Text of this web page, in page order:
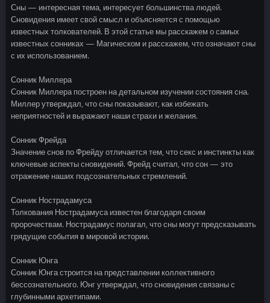
Сны — интересная тема, интересует большинства людей.
Сновидения имеет свой смысл и объясняется с помощью
известных толкователей. В этой статье мы расскажем о самых
известных сонниках — Магическом и расскажем, что означают сны
с их использованием.
Сонник Миллера
Сонник Миллера построен на детальном изучении состояния сна.
Миллер утверждал, что сны показывают, как избежать
неприятностей и выражают наши страхи и желания.
Сонник Фрейда
Значение снов по Фрейду отличается тем, что секс и инстинкты как
ключевые аспекты сновидений. Фрейд считал, что сон — это
отражение наших подсознательных стремлений.
Сонник Нострадамуса
Толкования Нострадамуса известен благодаря своим
пророчествам. Нострадамус полагал, что сны могут предсказывать
грядущие события в мировой истории.
Сонник Юнга
Сонник Юнга строится на представлении коллективного
бессознательного. Юнг утверждал, что сновидения связаны с
глубинными архетипами.